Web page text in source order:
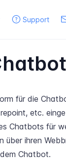
Support
für die
etc.
Chatbots für
über ihren
Chatbot.